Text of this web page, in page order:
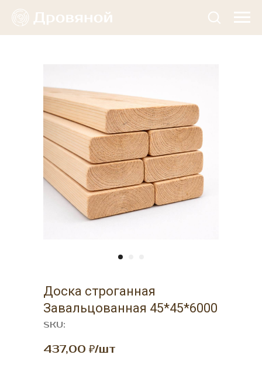
Доска строганная
Завальцованная 45*45*6000
SKU:
437,00 ₽/шт